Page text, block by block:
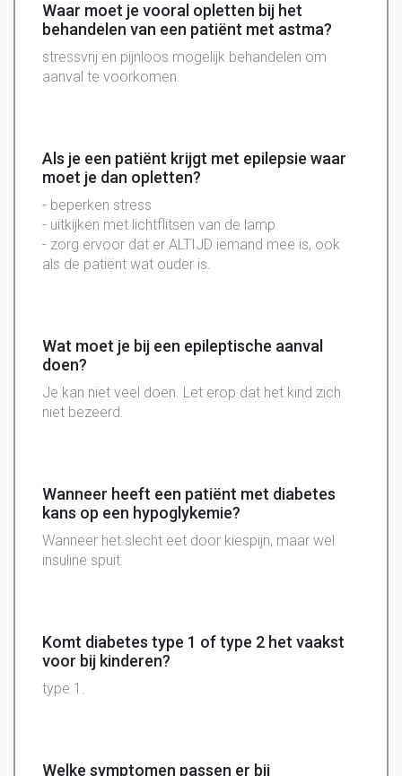
Waar moet je vooral opletten bij het
behandelen van een patiënt met astma?
stressvrij en pijnloos mogelijk behandelen om
aanval te voorkomen.
Als je een patiënt krijgt met epilepsie waar
moet je dan opletten?
- beperken stress
- uitkijken met lichtflitsen van de lamp
- zorg ervoor dat er ALTIJD iemand mee is, ook
als de patiënt wat ouder is.
Wat moet je bij een epileptische aanval
doen?
Je kan niet veel doen. Let erop dat het kind zich
niet bezeerd.
Wanneer heeft een patiënt met diabetes
kans op een hypoglykemie?
Wanneer het slecht eet door kiespijn, maar wel
insuline spuit.
Komt diabetes type 1 of type 2 het vaakst
voor bij kinderen?
type 1.
Welke symptomen passen er bij